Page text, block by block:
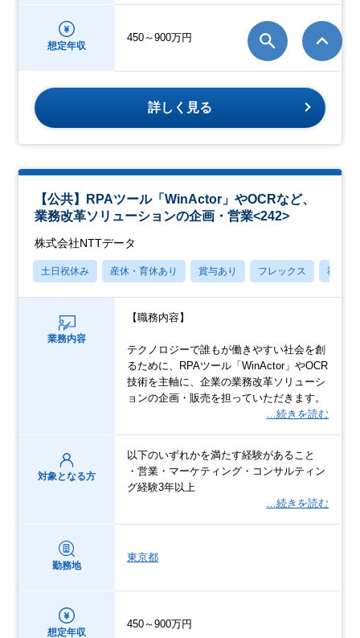
想定年収
450～900万円
詳しく見る
【公共】RPAツール「WinActor」やOCRなど、
業務改革ソリューションの企画・営業<242>
株式会社NTTデータ
土日祝休み 産休・育休あり 賞与あり フレックス 社宅・
業務内容
【職務内容】
テクノロジーで誰もが働きやすい社会を創
るために、RPAツール「WinActor」やOCR
技術を主軸に、企業の業務改革ソリューシ
ョンの企画・販売を担っていただきます。
…続きを読む
対象となる方
以下のいずれかを満たす経験があること
・営業・マーケティング・コンサルティン
グ経験3年以上
…続きを読む
勤務地
東京都
想定年収
450～900万円